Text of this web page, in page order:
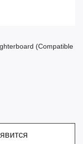
(Compatible